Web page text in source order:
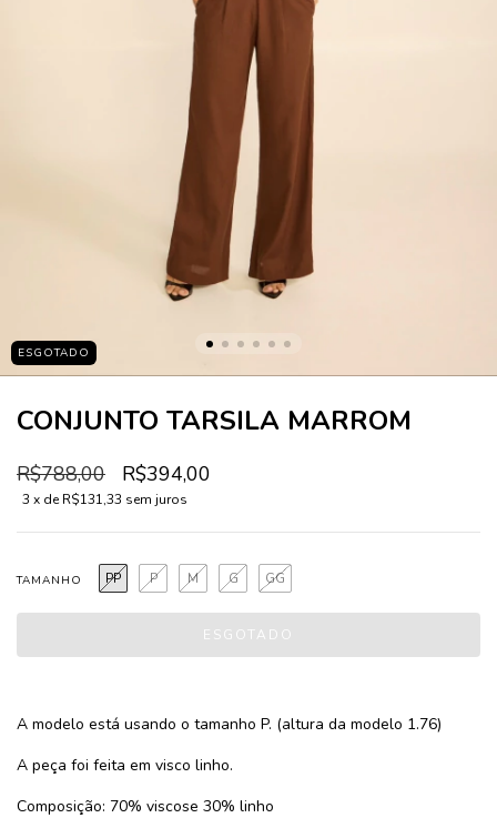
ESGOTADO
CONJUNTO TARSILA MARROM
R$788,00 R$394,00
3 x deR$131,33 sem juros
TAMANHO PP P M G GG
A modelo está usando o tamanho P. (altura da modelo 1.76)
A peça foi feita em visco linho.
Composição: 70% viscose 30% linho